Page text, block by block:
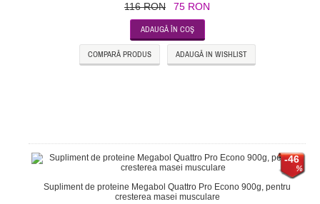
116 RON 75 RON
COMPARĂ PRODUS ADAUGĂ IN WISHLIST
-46
Supliment de proteine Megabol Quattro Pro Econo 900g, pentru
cresterea masei musculare